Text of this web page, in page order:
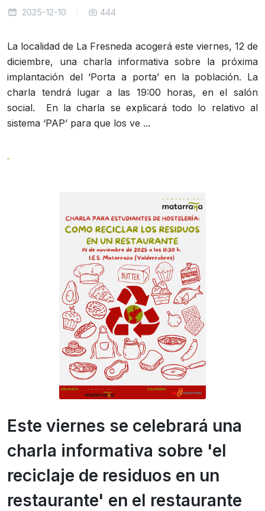
2025-12-10 444
La localidad de La Fresneda acogerá este viernes, 12 de
diciembre, una charla informativa sobre la próxima
implantación del ‘Porta a porta’ en la población. La
charla tendrá lugar a las 19:00 horas, en el salón
social. En la charla se explicará todo lo relativo al
sistema ‘PAP’ para que los ve ...
Este viernes se celebrará una
charla informativa sobre 'el
reciclaje de residuos en un
restaurante' en el restaurante